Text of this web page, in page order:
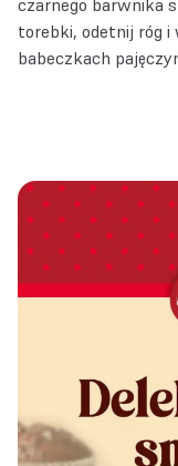
czarnego barwnika
torebki, odetnij róg i
babeczkach